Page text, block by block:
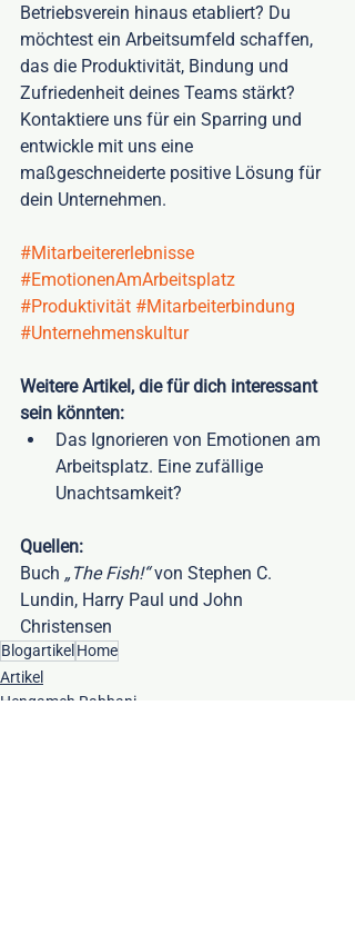
Betriebsverein hinaus etabliert? Du
möchtest ein Arbeitsumfeld schaffen,
das die Produktivität, Bindung und
Zufriedenheit deines Teams stärkt?
Kontaktiere uns für ein Sparring und
entwickle mit uns eine
maßgeschneiderte positive Lösung für
dein Unternehmen.
#Mitarbeitererlebnisse
#EmotionenAmArbeitsplatz
#Produktivität #Mitarbeiterbindung
#Unternehmenskultur
Weitere Artikel, die für dich interessant
sein könnten:
Das Ignorieren von Emotionen am
Arbeitsplatz. Eine zufällige
Unachtsamkeit?
Quellen:
Buch „The Fish!“ von Stephen C.
Lundin, Harry Paul und John
Christensen
Blogartikel Home
Artikel
Hengameh Rabbani